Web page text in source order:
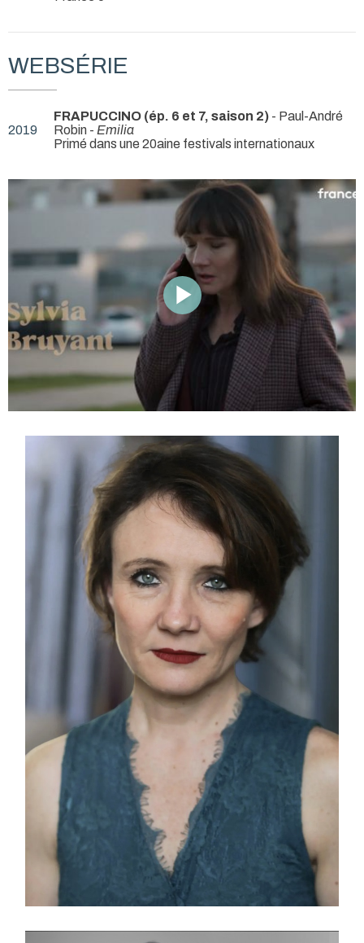
WEBSÉRIE
2019
FRAPUCCINO (ép. 6 et 7, saison 2) - Paul-André
Robin - Emilia
Primé dans une 20aine festivals internationaux